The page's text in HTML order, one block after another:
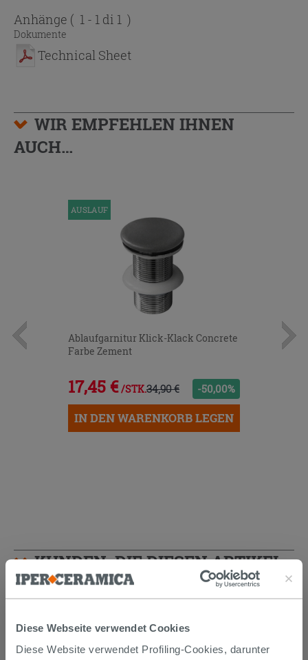
Diese Webseite verwendet Cookies
Diese Website verwendet Profiling-Cookies, darunter
Anhänge ( 1 - 1 di 1 )
Dokumente
Technical Sheet
WIR EMPFEHLEN IHNEN
AUCH…
AUSLAUF
Ablaufgarnitur Klick-Klack Concrete
Farbe Zement
17,45 € /STK.34,90 € -50,00%
IN DEN WARENKORB LEGEN
KUNDEN, DIE DIESEN ARTIKEL
GEKAUFT HABEN, KAUFTEN
AUCH...